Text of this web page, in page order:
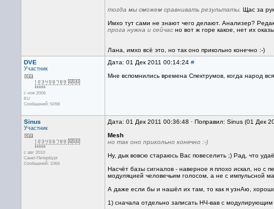
тогда мы сможем сравнивать результаты. Щас за
Имхо тут сами не знают чего делают. Анализер?
прога нужна и сейчас но вот ж горе какое, нет их
Лана, имхо всё это, но так оно прикольно конечно :-)
DVE
Участник
с ноя 2006
EU
Сообщений: 5098
Дата: 01 Дек 2011 00:14:24 #
Мне вспомнились времена Спектрумов, когда народ
Sinus
Участник
с авг 2010
Санкт-Петербург
Сообщений: 1065
Дата: 01 Дек 2011 00:36:48 · Поправил: Sinus (01 Дек
Mesh
но так оно прикольно конечно :-)
Ну, дык вовсю стараюсь Вас повеселить ;) Рад, что
Насчёт базы сигналов - наверное я плохо искал, но с
модуляцией человечьим голосом, а не с импульсной
А даже если бы и нашёл их там, то как я узнАю,
1) сначала отдельно записать НЧ-вав с